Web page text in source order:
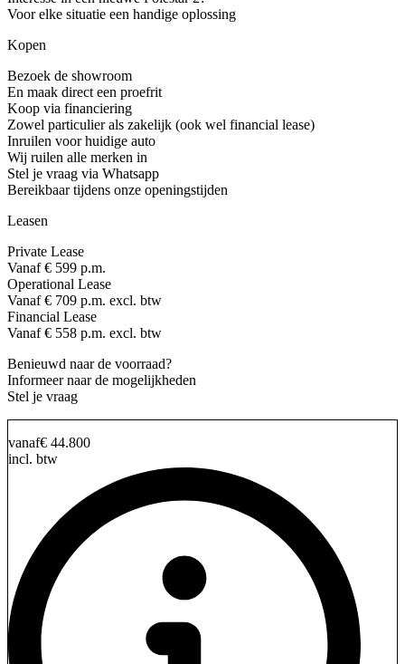
Voor elke situatie een handige oplossing
Kopen
Bezoek de showroom
En maak direct een proefrit
Koop via financiering
Zowel particulier als zakelijk (ook wel financial lease)
Inruilen voor huidige auto
Wij ruilen alle merken in
Stel je vraag via Whatsapp
Bereikbaar tijdens onze openingstijden
Leasen
Private Lease
Vanaf € 599 p.m.
Operational Lease
Vanaf € 709 p.m. excl. btw
Financial Lease
Vanaf € 558 p.m. excl. btw
Benieuwd naar de voorraad?
Informeer naar de mogelijkheden
Stel je vraag
vanaf€ 44.800
incl. btw